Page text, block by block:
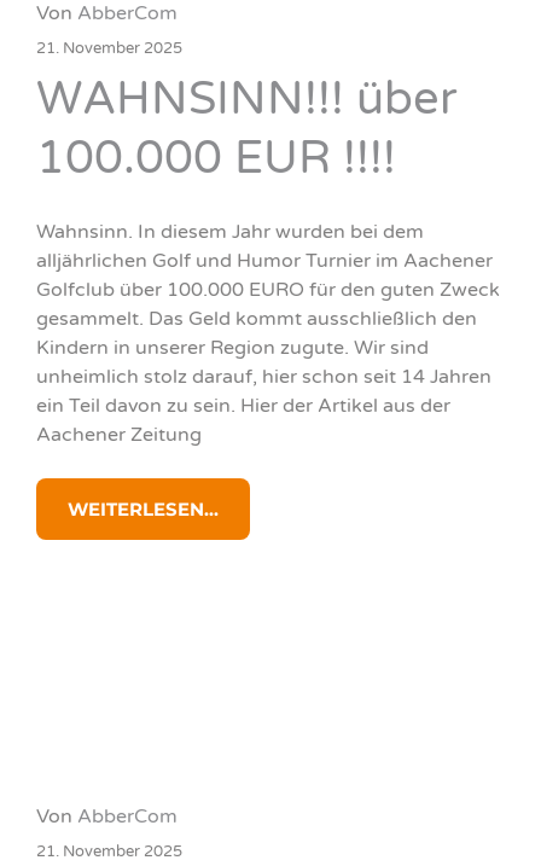
Von AbberCom
21. November 2025
WAHNSINN!!! über
100.000 EUR !!!!
Wahnsinn. In diesem Jahr wurden bei dem
alljährlichen Golf und Humor Turnier im Aachener
Golfclub über 100.000 EURO für den guten Zweck
gesammelt. Das Geld kommt ausschließlich den
Kindern in unserer Region zugute. Wir sind
unheimlich stolz darauf, hier schon seit 14 Jahren
ein Teil davon zu sein. Hier der Artikel aus der
Aachener Zeitung
WEITERLESEN...
Von AbberCom
21. November 2025